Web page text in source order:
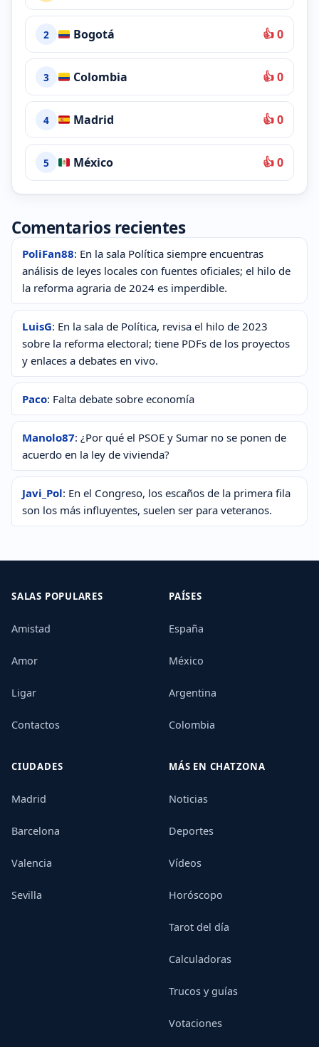
2 Bogotá 👍 0
3 Colombia 👍 0
4 Madrid 👍 0
5 México 👍 0
Comentarios recientes
PoliFan88: En la sala Política siempre encuentras
análisis de leyes locales con fuentes oficiales; el hilo de
la reforma agraria de 2024 es imperdible.
LuisG: En la sala de Política, revisa el hilo de 2023
sobre la reforma electoral; tiene PDFs de los proyectos
y enlaces a debates en vivo.
Paco: Falta debate sobre economía
Manolo87: ¿Por qué el PSOE y Sumar no se ponen de
acuerdo en la ley de vivienda?
Javi_Pol: En el Congreso, los escaños de la primera fila
son los más influyentes, suelen ser para veteranos.
SALAS POPULARES
Amistad
Amor
Ligar
Contactos
PAÍSES
España
México
Argentina
Colombia
CIUDADES
Madrid
Barcelona
Valencia
Sevilla
MÁS EN CHATZONA
Noticias
Deportes
Vídeos
Horóscopo
Tarot del día
Calculadoras
Trucos y guías
Votaciones